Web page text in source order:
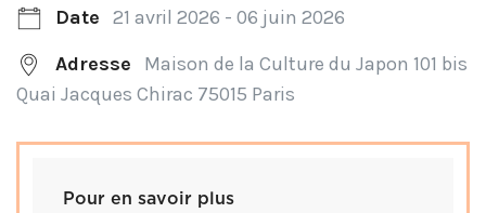
Date 21 avril 2026 - 06 juin 2026
Adresse
Maison de la Culture du Japon 101 bis
Quai Jacques Chirac 75015 Paris
Pour en savoir plus